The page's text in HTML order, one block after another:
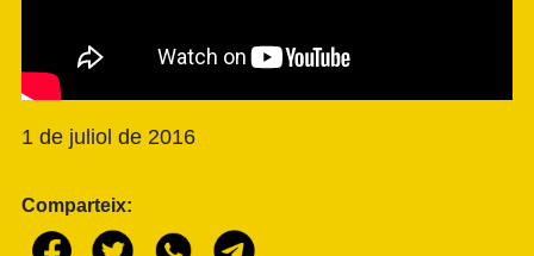
1 de juliol de 2016
Comparteix: